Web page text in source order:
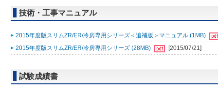
技術・工事マニュアル
2015年度版スリムZR/ER/冷房専用シリーズ＜追補版＞マニュアル (1MB)
2015年度版スリムZR/ER/冷房専用シリーズ (28MB)
[2015/07/21]
試験成績書